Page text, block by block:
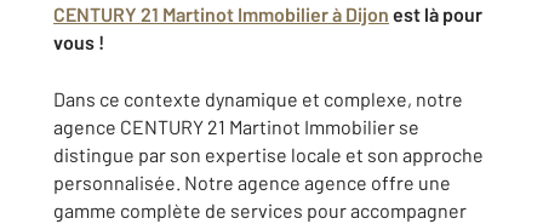
CENTURY 21 Martinot Immobilier à Dijon est là pour
vous !
Dans ce contexte dynamique et complexe, notre
agence CENTURY 21 Martinot Immobilier se
distingue par son expertise locale et son approche
personnalisée. Notre agence agence offre une
gamme complète de services pour accompagner